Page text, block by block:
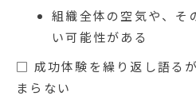
組織全体の空気や、そ
い可能性がある
□ 成功体験を繰り返し語る
まらない